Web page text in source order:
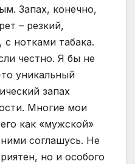
Запах, конечно,
– резкий,
нотками табака.
честно. Я бы не
уникальный
запах
Многие мои
как «мужской»
соглашусь. Не
но и особого